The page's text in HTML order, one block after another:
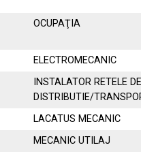
OCUPAŢIA
ELECTROMECANIC
INSTALATOR RETELE
DISTRIBUTIE/
LACATUS MECANIC
MECANIC UTILAJ